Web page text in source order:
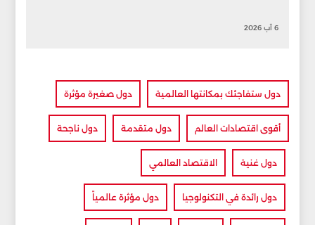
6 آب 2026
دول ستفاجئك بمكانتها العالمية دول صغيرة مؤثرة
أقوى اقتصادات العالم دول متقدمة دول ناجحة
دول غنية الاقتصاد العالمي
دول رائدة في التكنولوجيا دول مؤثرة عالمياً